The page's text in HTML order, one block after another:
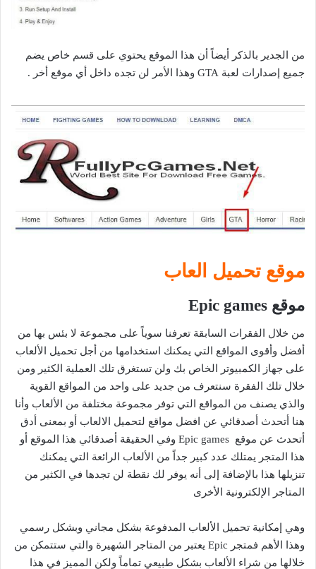
من الجدير بالذكر أيضاً أن هذا الموقع يحتوي على قسم خاص يضم
جميع إصدارات لعبة GTA وهذا الأمر لن تجده داخل أي موقع أخر .
موقع تحميل العاب
موقع Epic games
من خلال الفقرات السابقة تعرفنا سوياً على مجموعة لا بئس بها من
أفضل وأقوى المواقع التي يمكنك استخدامها من أجل تحميل الألعاب
على جهاز الكمبيوتر الخاص بك ولن تستغرق تلك العملية الكثير ومن
خلال تلك الفقرة سنتعرف من جديد على واحد من المواقع القوية
والذي يصنف من المواقع التي توفر مجموعة مختلفة من الألعاب وأنا
هنا أتحدث أصدقائي عن افضل مواقع لتحميل الالعاب أو بمعنى أدق
أتحدث عن موقع Epic games وفي الحقيقة أصدقائي هذا الموقع أو
هذا المتجر يمتلك عدد كبير جداً من الألعاب الرائعة التي يمكنك
تنزيلها هذا بالإضافة إلى أنه يوفر لك نقطة لن تجدها في الكثير من
المتاجر الإلكترونية الأخرى
وهي إمكانية تحميل الألعاب المدفوعة بشكل مجاني وبشكل رسمي
وهذا الأهم فمتجر Epic يعتبر من المتاجر الشهيرة والتي ستتمكن من
خلالها من شراء الألعاب بشكل طبيعي تماماً ولكن المميز في هذا